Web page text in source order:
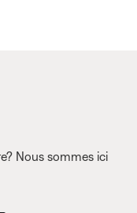
Nous sommes ici